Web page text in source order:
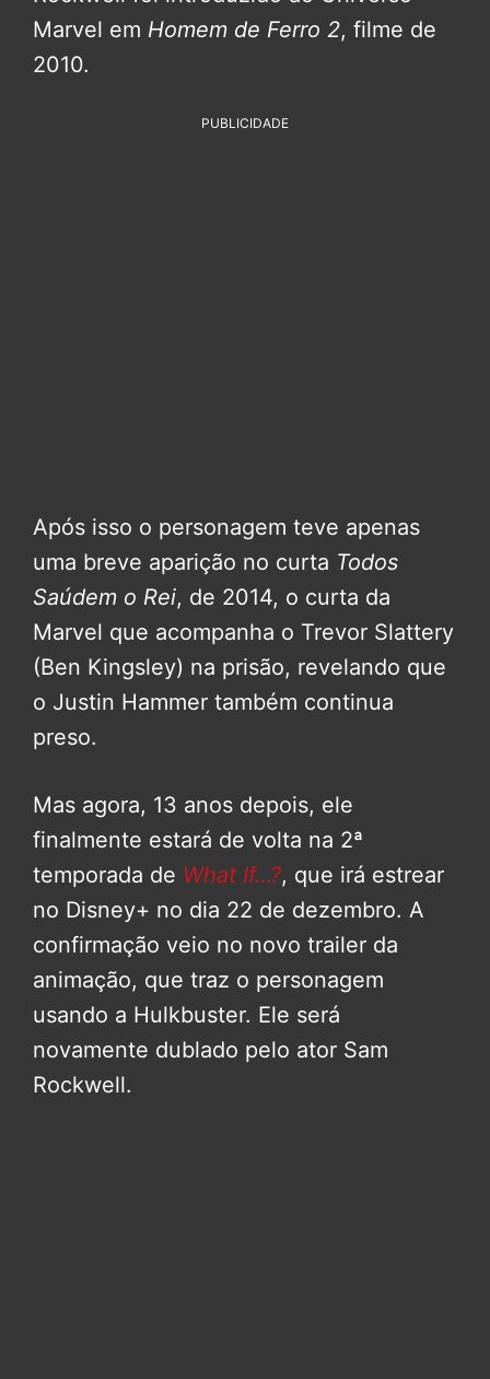
Marvel em Homem de Ferro 2, filme de
2010.
PUBLICIDADE
Após isso o personagem teve apenas
uma breve aparição no curta Todos
Saúdem o Rei, de 2014, o curta da
Marvel que acompanha o Trevor Slattery
(Ben Kingsley) na prisão, revelando que
o Justin Hammer também continua
preso.
Mas agora, 13 anos depois, ele
finalmente estará de volta na 2ª
temporada de What If…?, que irá estrear
no Disney+ no dia 22 de dezembro. A
confirmação veio no novo trailer da
animação, que traz o personagem
usando a Hulkbuster. Ele será
novamente dublado pelo ator Sam
Rockwell.